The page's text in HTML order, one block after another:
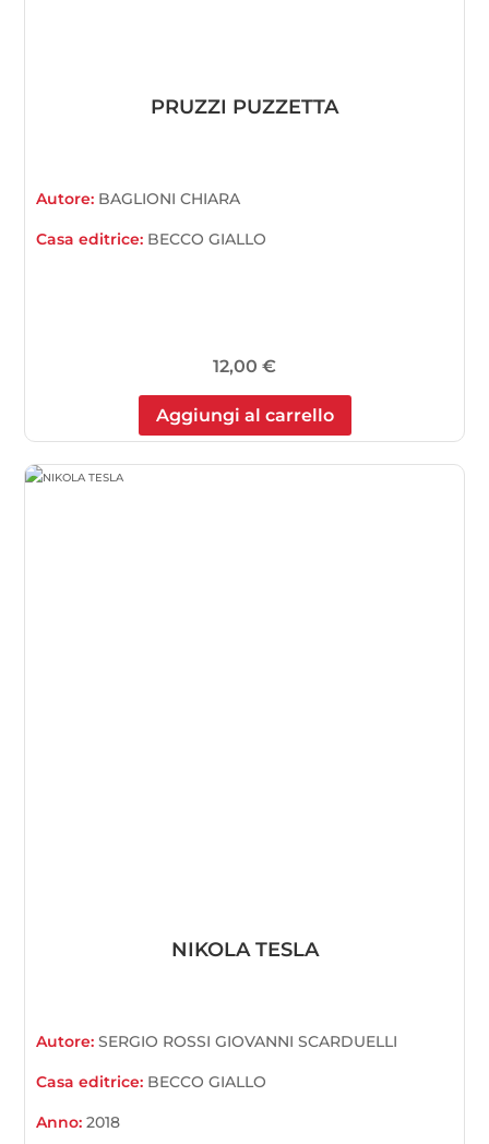
PRUZZI PUZZETTA
Autore: BAGLIONI CHIARA
Casa editrice: BECCO GIALLO
12,00 €
Aggiungi al carrello
NIKOLA TESLA
Autore:SERGIO ROSSI GIOVANNI SCARDUELLI
Casa editrice: BECCO GIALLO
Anno:2018